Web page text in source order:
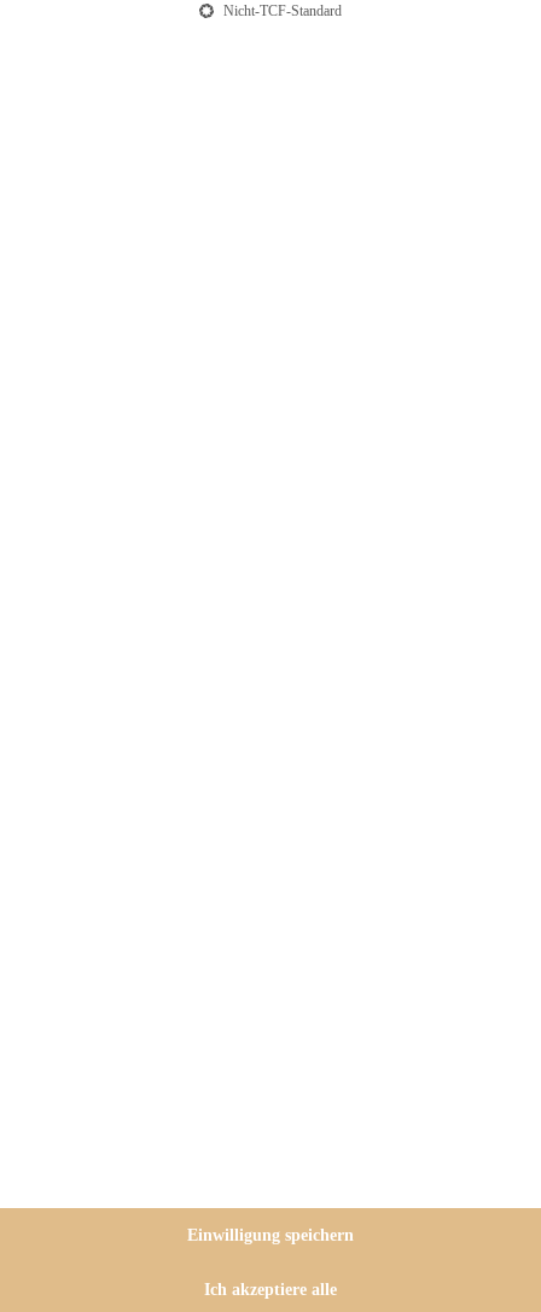
Für alle Fans der veganen
möchten, gibt es heute
in einem tollen E-Book
Als kleines I-Tüpfelchen
Nicht-TCF-Standard
Einwilligung speichern
Ich akzeptiere alle